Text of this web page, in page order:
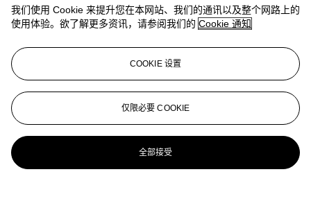
我们使用 Cookie 来提升您在本网站、我们的通讯以及整个网路上的
使用体验。欲了解更多资讯，请参阅我们的 Cookie 通知
COOKIE 设置
仅限必要 COOKIE
全部接受